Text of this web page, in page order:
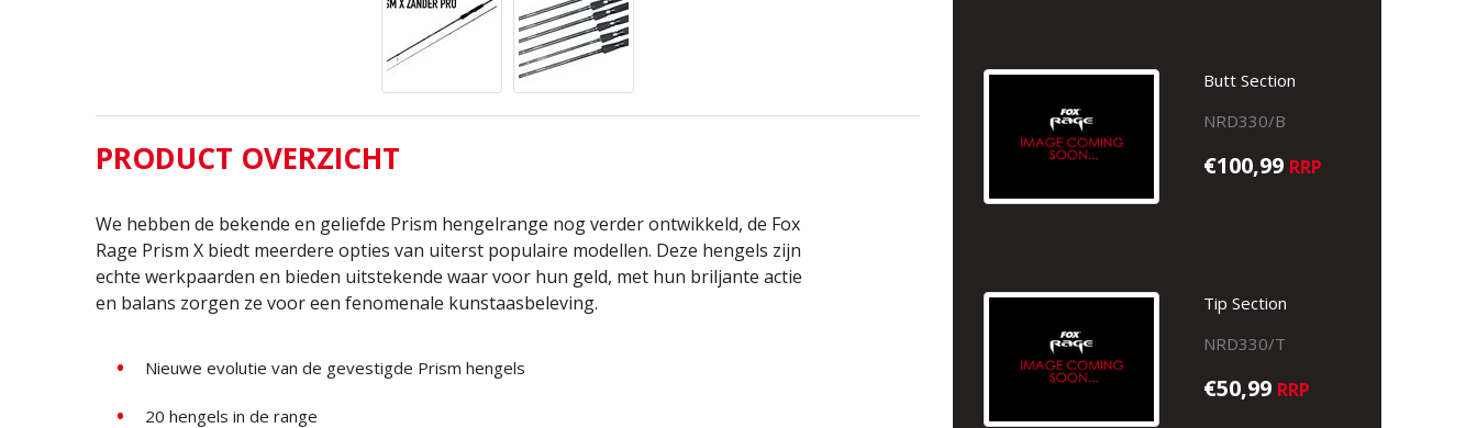
PRODUCT OVERZICHT
We hebben de bekende en geliefde Prism hengelrange nog verder ontwikkeld, de Fox
Rage Prism X biedt meerdere opties van uiterst populaire modellen. Deze hengels zijn
echte werkpaarden en bieden uitstekende waar voor hun geld, met hun briljante actie
en balans zorgen ze voor een fenomenale kunstaasbeleving.
Nieuwe evolutie van de gevestigde Prism hengels
20 hengels in de range
Butt Section
NRD330/B
€100,99 RRP
Tip Section
NRD330/T
€50,99 RRP